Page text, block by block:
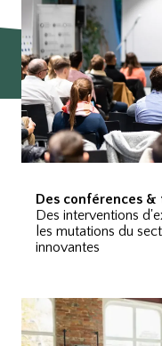
Des conférences
Des interventions
les mutations du
innovantes